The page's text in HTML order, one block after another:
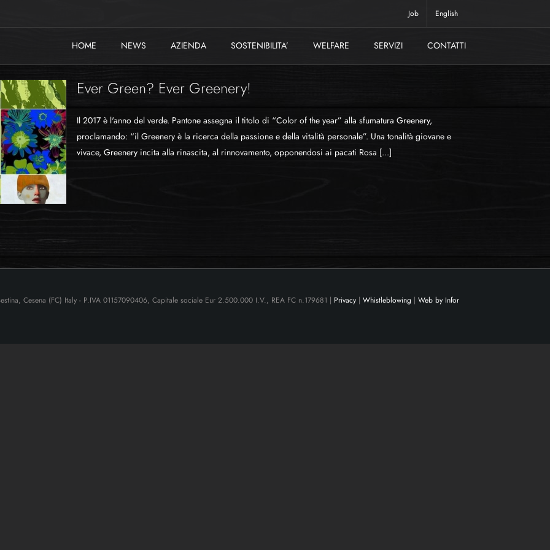
Job English
HOME NEWS AZIENDA SOSTENIBILITA’ WELFARE SERVIZI CONTATTI
Ever Green? Ever Greenery!
Il 2017 è l'anno del verde. Pantone assegna il titolo di “Color of the year” alla sfumatura Greenery,
proclamando: “il Greenery è la ricerca della passione e della vitalità personale”. Una tonalità giovane e
vivace, Greenery incita alla rinascita, al rinnovamento, opponendosi ai pacati Rosa [...]
Cesena (FC) Italy - P.IVA 01157090406, Capitale sociale Eur 2.500.000 I.V., REA FC n.179681 | Privacy | Whistleblowing | Web by Infor